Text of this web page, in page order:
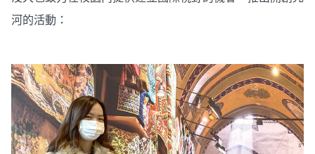
河的活動：